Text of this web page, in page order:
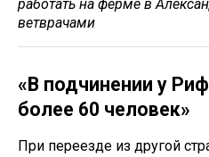
работать на ферме в
ветврачами
«В подчинении у
более 60 человек»
При переезде из другой